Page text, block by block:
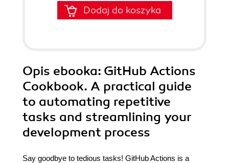
Dodaj do koszyka
Opis ebooka: GitHub Actions
Cookbook. A practical guide
to automating repetitive
tasks and streamlining your
development process
Say goodbye to tedious tasks! GitHub Actions is a